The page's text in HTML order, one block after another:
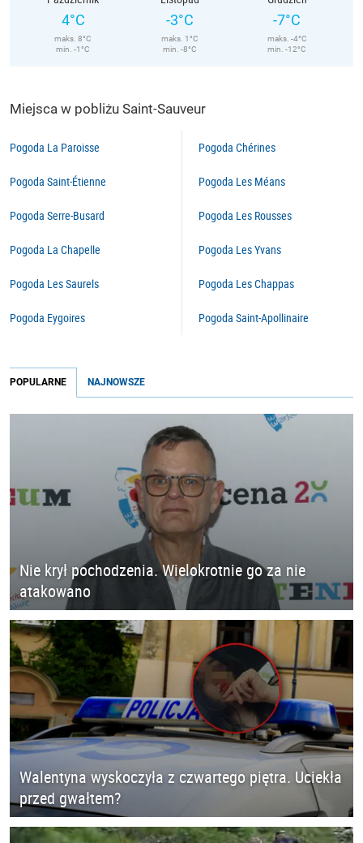
4°C
maks. 8°C
min. -1°C
-3°C
maks. 1°C
min. -8°C
-7°C
maks. -4°C
min. -12°C
Miejsca w pobliżu Saint-Sauveur
Pogoda La Paroisse
Pogoda Saint-Étienne
Pogoda Serre-Busard
Pogoda La Chapelle
Pogoda Les Saurels
Pogoda Eygoires
Pogoda Chérines
Pogoda Les Méans
Pogoda Les Rousses
Pogoda Les Yvans
Pogoda Les Chappas
Pogoda Saint-Apollinaire
POPULARNE NAJNOWSZE
Nie krył pochodzenia. Wielokrotnie go za nie
atakowano
Walentyna wyskoczyła z czwartego piętra. Uciekła
przed gwałtem?